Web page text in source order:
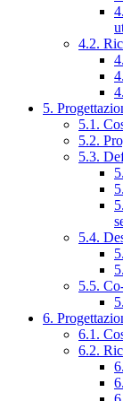
4.2.
5.
5.1.
5.2.
5.3.
5.4.
5.5.
6.
6.1.
6.2.